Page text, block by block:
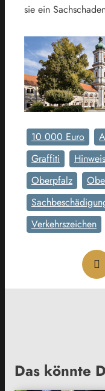
sie ein
10 000 Euro
Graffiti
Hinweis
Oberpfalz
Verkehrszeichen
Das könnte